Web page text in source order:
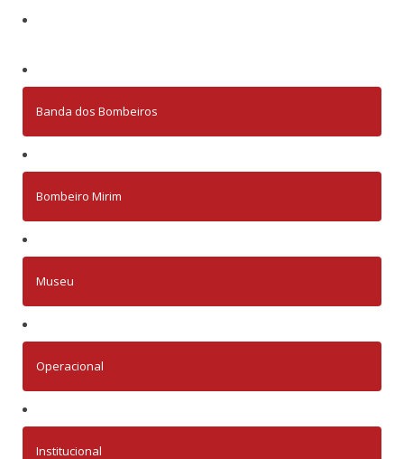
Banda dos Bombeiros
Bombeiro Mirim
Museu
Operacional
Institucional